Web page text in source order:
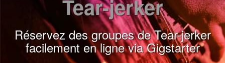
Tear-jerker
Réservez des groupes de Tear-jerker
facilement en ligne via Gigstarter